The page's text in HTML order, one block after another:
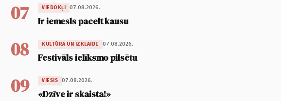
07 VIEDOKĻI 07.08.2026.
Ir iemesls pacelt kausu
08 KULTŪRA UN IZKLAIDE 07.08.2026.
Festivāls ielīksmo pilsētu
09 VIESIS 07.08.2026.
«Dzīve ir skaista!»